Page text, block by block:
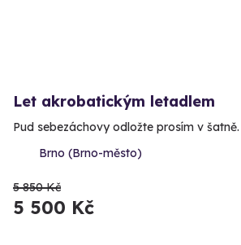
Let akrobatickým letadlem
Pud sebezáchovy odložte prosím v šatně.
Brno (Brno-město)
5 850 Kč
5 500 Kč